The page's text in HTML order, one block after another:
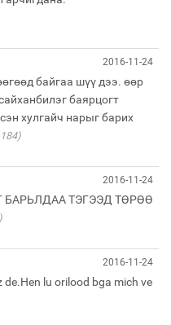
2016-11-24
байгаа шүү дээ. өөр
баярцогт
хулгайч нарыг барих
2016-11-24
ТЭГЭЭД ТӨРӨӨ
2016-11-24
lu orilood bga mich ve